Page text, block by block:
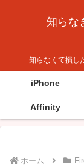
知らな
知らなくて損し
iPhone
Affinity
ホーム